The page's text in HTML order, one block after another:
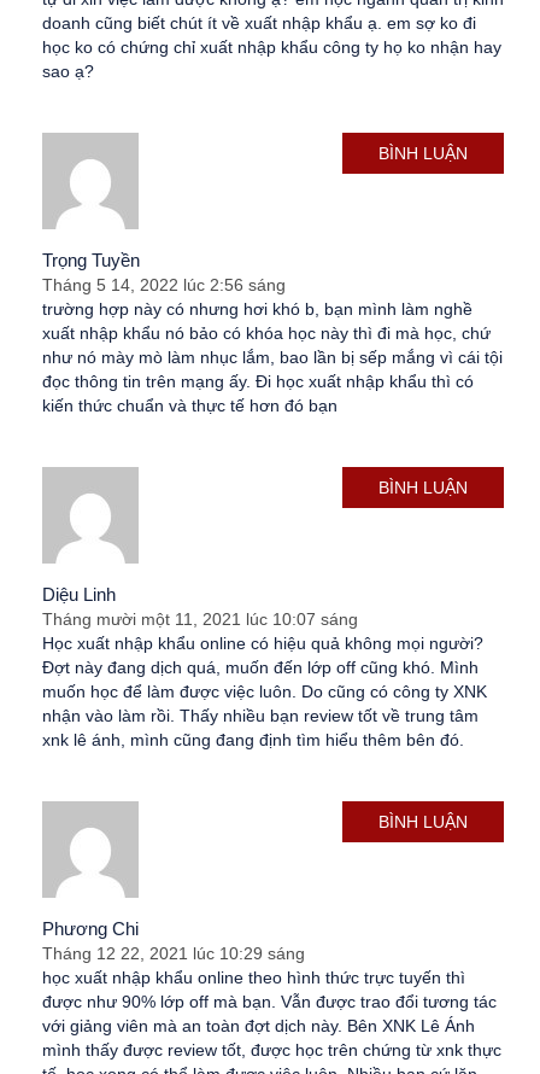
doanh cũng biết chút ít về xuất nhập khẩu ạ. em sợ ko đi
học ko có chứng chỉ xuất nhập khẩu công ty họ ko nhận hay
sao ạ?
Trọng Tuyền
Tháng 5 14, 2022 lúc 2:56 sáng
trường hợp này có nhưng hơi khó b, bạn mình làm nghề
xuất nhập khẩu nó bảo có khóa học này thì đi mà học, chứ
như nó mày mò làm nhục lắm, bao lần bị sếp mắng vì cái tội
đọc thông tin trên mạng ấy. Đi học xuất nhập khẩu thì có
kiến thức chuẩn và thực tế hơn đó bạn
BÌNH LUẬN
Diệu Linh
Tháng mười một 11, 2021 lúc 10:07 sáng
Học xuất nhập khẩu online có hiệu quả không mọi người?
Đợt này đang dịch quá, muốn đến lớp off cũng khó. Mình
muốn học để làm được việc luôn. Do cũng có công ty XNK
nhận vào làm rồi. Thấy nhiều bạn review tốt về trung tâm
xnk lê ánh, mình cũng đang định tìm hiểu thêm bên đó.
BÌNH LUẬN
Phương Chi
Tháng 12 22, 2021 lúc 10:29 sáng
học xuất nhập khẩu online theo hình thức trực tuyến thì
được như 90% lớp off mà bạn. Vẫn được trao đổi tương tác
với giảng viên mà an toàn đợt dịch này. Bên XNK Lê Ánh
mình thấy được review tốt, được học trên chứng từ xnk thực
BÌNH LUẬN